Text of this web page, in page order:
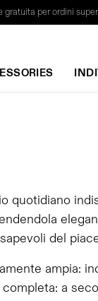
gratuita per ordini
quotidiano
del
ampia:
a